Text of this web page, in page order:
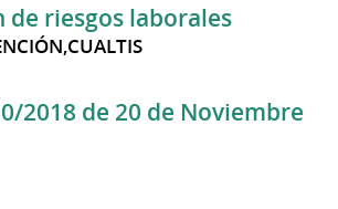
de riesgos laborales
2018 de 20 de Noviembre